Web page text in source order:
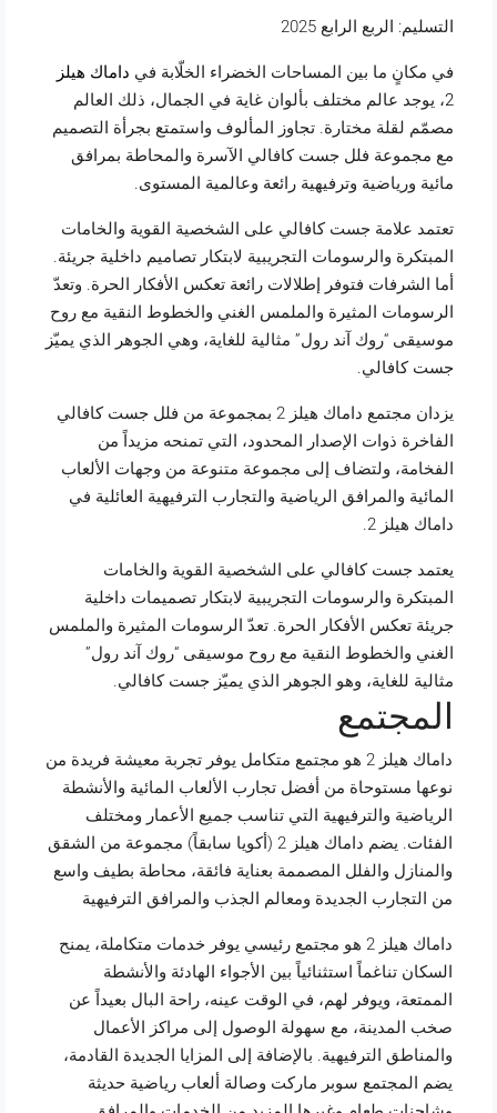
التسليم: الربع الرابع 2025
في مكانٍ ما بين المساحات الخضراء الخلّابة في داماك هيلز
2، يوجد عالم مختلف بألوان غاية في الجمال، ذلك العالم
مصمّم لقلة مختارة. تجاوز المألوف واستمتع بجرأة التصميم
مع مجموعة فلل جست كافالي الآسرة والمحاطة بمرافق
مائية ورياضية وترفيهية رائعة وعالمية المستوى.
تعتمد علامة جست كافالي على الشخصية القوية والخامات
المبتكرة والرسومات التجريبية لابتكار تصاميم داخلية جريئة.
أما الشرفات فتوفر إطلالات رائعة تعكس الأفكار الحرة. وتعدّ
الرسومات المثيرة والملمس الغني والخطوط النقية مع روح
موسيقى “روك آند رول” مثالية للغاية، وهي الجوهر الذي يميّز
جست كافالي.
يزدان مجتمع داماك هيلز 2 بمجموعة من فلل جست كافالي
الفاخرة ذوات الإصدار المحدود، التي تمنحه مزيداً من
الفخامة، ولتضاف إلى مجموعة متنوعة من وجهات الألعاب
المائية والمرافق الرياضية والتجارب الترفيهية العائلية في
داماك هيلز 2.
يعتمد جست كافالي على الشخصية القوية والخامات
المبتكرة والرسومات التجريبية لابتكار تصميمات داخلية
جريئة تعكس الأفكار الحرة. تعدّ الرسومات المثيرة والملمس
الغني والخطوط النقية مع روح موسيقى “روك آند رول”
مثالية للغاية، وهو الجوهر الذي يميّز جست كافالي.
المجتمع
داماك هيلز 2 هو مجتمع متكامل يوفر تجربة معيشة فريدة من
نوعها مستوحاة من أفضل تجارب الألعاب المائية والأنشطة
الرياضية والترفيهية التي تناسب جميع الأعمار ومختلف
الفئات. يضم داماك هيلز 2 (أكويا سابقاً) مجموعة من الشقق
والمنازل والفلل المصممة بعناية فائقة، محاطة بطيف واسع
من التجارب الجديدة ومعالم الجذب والمرافق الترفيهية
داماك هيلز 2 هو مجتمع رئيسي يوفر خدمات متكاملة، يمنح
السكان تناغماً استثنائياً بين الأجواء الهادئة والأنشطة
الممتعة، ويوفر لهم، في الوقت عينه، راحة البال بعيداً عن
صخب المدينة، مع سهولة الوصول إلى مراكز الأعمال
والمناطق الترفيهية. بالإضافة إلى المزايا الجديدة القادمة،
يضم المجتمع سوبر ماركت وصالة ألعاب رياضية حديثة